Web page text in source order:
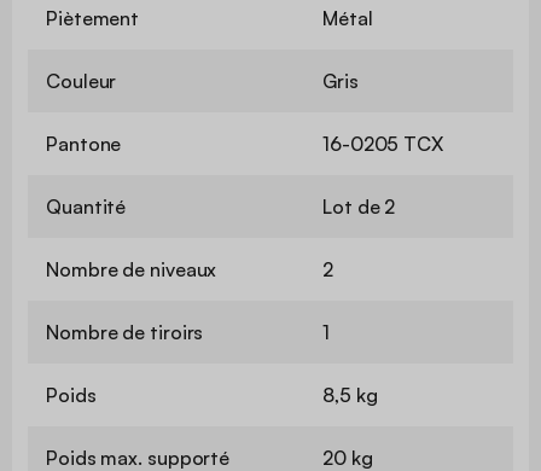
Piètement Métal
Couleur Gris
Pantone 16-0205 TCX
Quantité Lot de 2
Nombre de niveaux 2
Nombre de tiroirs 1
Poids 8,5 kg
Poids max. supporté 20 kg